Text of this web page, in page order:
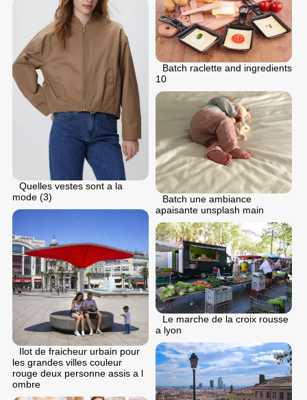
Batch raclette and ingredients
10
Quelles vestes sont a la
mode (3)
Batch une ambiance
apaisante unsplash main
Ilot de fraicheur urbain pour
les grandes villes couleur
rouge deux personne assis a l
ombre
Le marche de la croix rousse
a lyon